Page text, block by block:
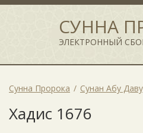
СУННА
ЭЛЕКТРОННЫЙ
Сунна Пророка Сунан Абу
Хадис 1676